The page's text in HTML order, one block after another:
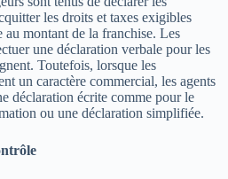
les droits et taxes exigibles
au montant de la franchise. Les
une déclaration verbale pour les
Toutefois, lorsque les
un caractère commercial, les agents
déclaration écrite comme pour le
ou une déclaration simplifiée.